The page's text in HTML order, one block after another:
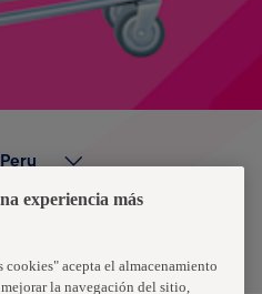
de datos
Peru
experiencia más
acepta el almacenamiento
la navegación del sitio,